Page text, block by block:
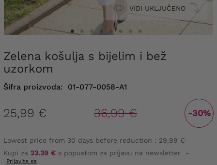
VIDI UKLJUČENO
Zelena košulja s bijelim i bež
uzorkom
Šifra proizvoda: 01-077-0058-A1
25,99 € 36,99 € -30%
Lowest price from 30 days before reduction : 29,99 €
Kupi za 23.39 € s popustom za prijavu na newsletter -
Prijavite se